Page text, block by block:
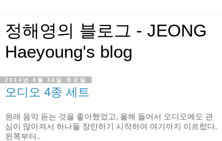
정해영의 블로그 - JEONG
Haeyoung's blog
2014년 8월 30일 토요일
오디오 4종 세트
원래 음악 듣는 것을 좋아했었고, 올해 들어서 오디오에도 관
심이 많아져서 하나둘 장만하기 시작하여 여기까지 이르렀다.
왼쪽부터..